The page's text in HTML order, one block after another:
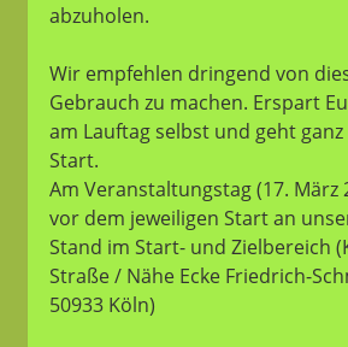
abzuholen.
Wir empfehlen dringend von
Gebrauch zu machen. Erspart
am Lauftag selbst und geht
Start.
Am Veranstaltungstag (17. März
vor dem jeweiligen Start an
Stand im Start- und Zielbereich
Straße / Nähe Ecke Friedrich-
50933 Köln)